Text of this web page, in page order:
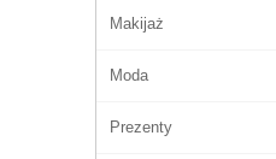
Makijaż
Moda
Prezenty